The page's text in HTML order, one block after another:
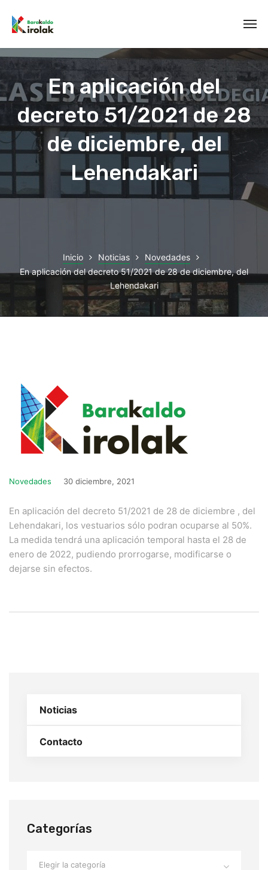
En aplicación del
decreto 51/2021 de 28
de diciembre, del
Lehendakari
Inicio Noticias
Novedades
En aplicación del decreto 51/2021 de 28 de diciembre, del
Lehendakari
Novedades 30 diciembre, 2021
En aplicación del decreto 51/2021 de 28 de diciembre , del
Lehendakari, los vestuarios sólo podran ocuparse al 50%.
La medida tendrá una aplicación temporal hasta el 28 de
enero de 2022, pudiendo prorrogarse, modificarse o
dejarse sin efectos.
Noticias
Contacto
Categorías
Elegir la categoría